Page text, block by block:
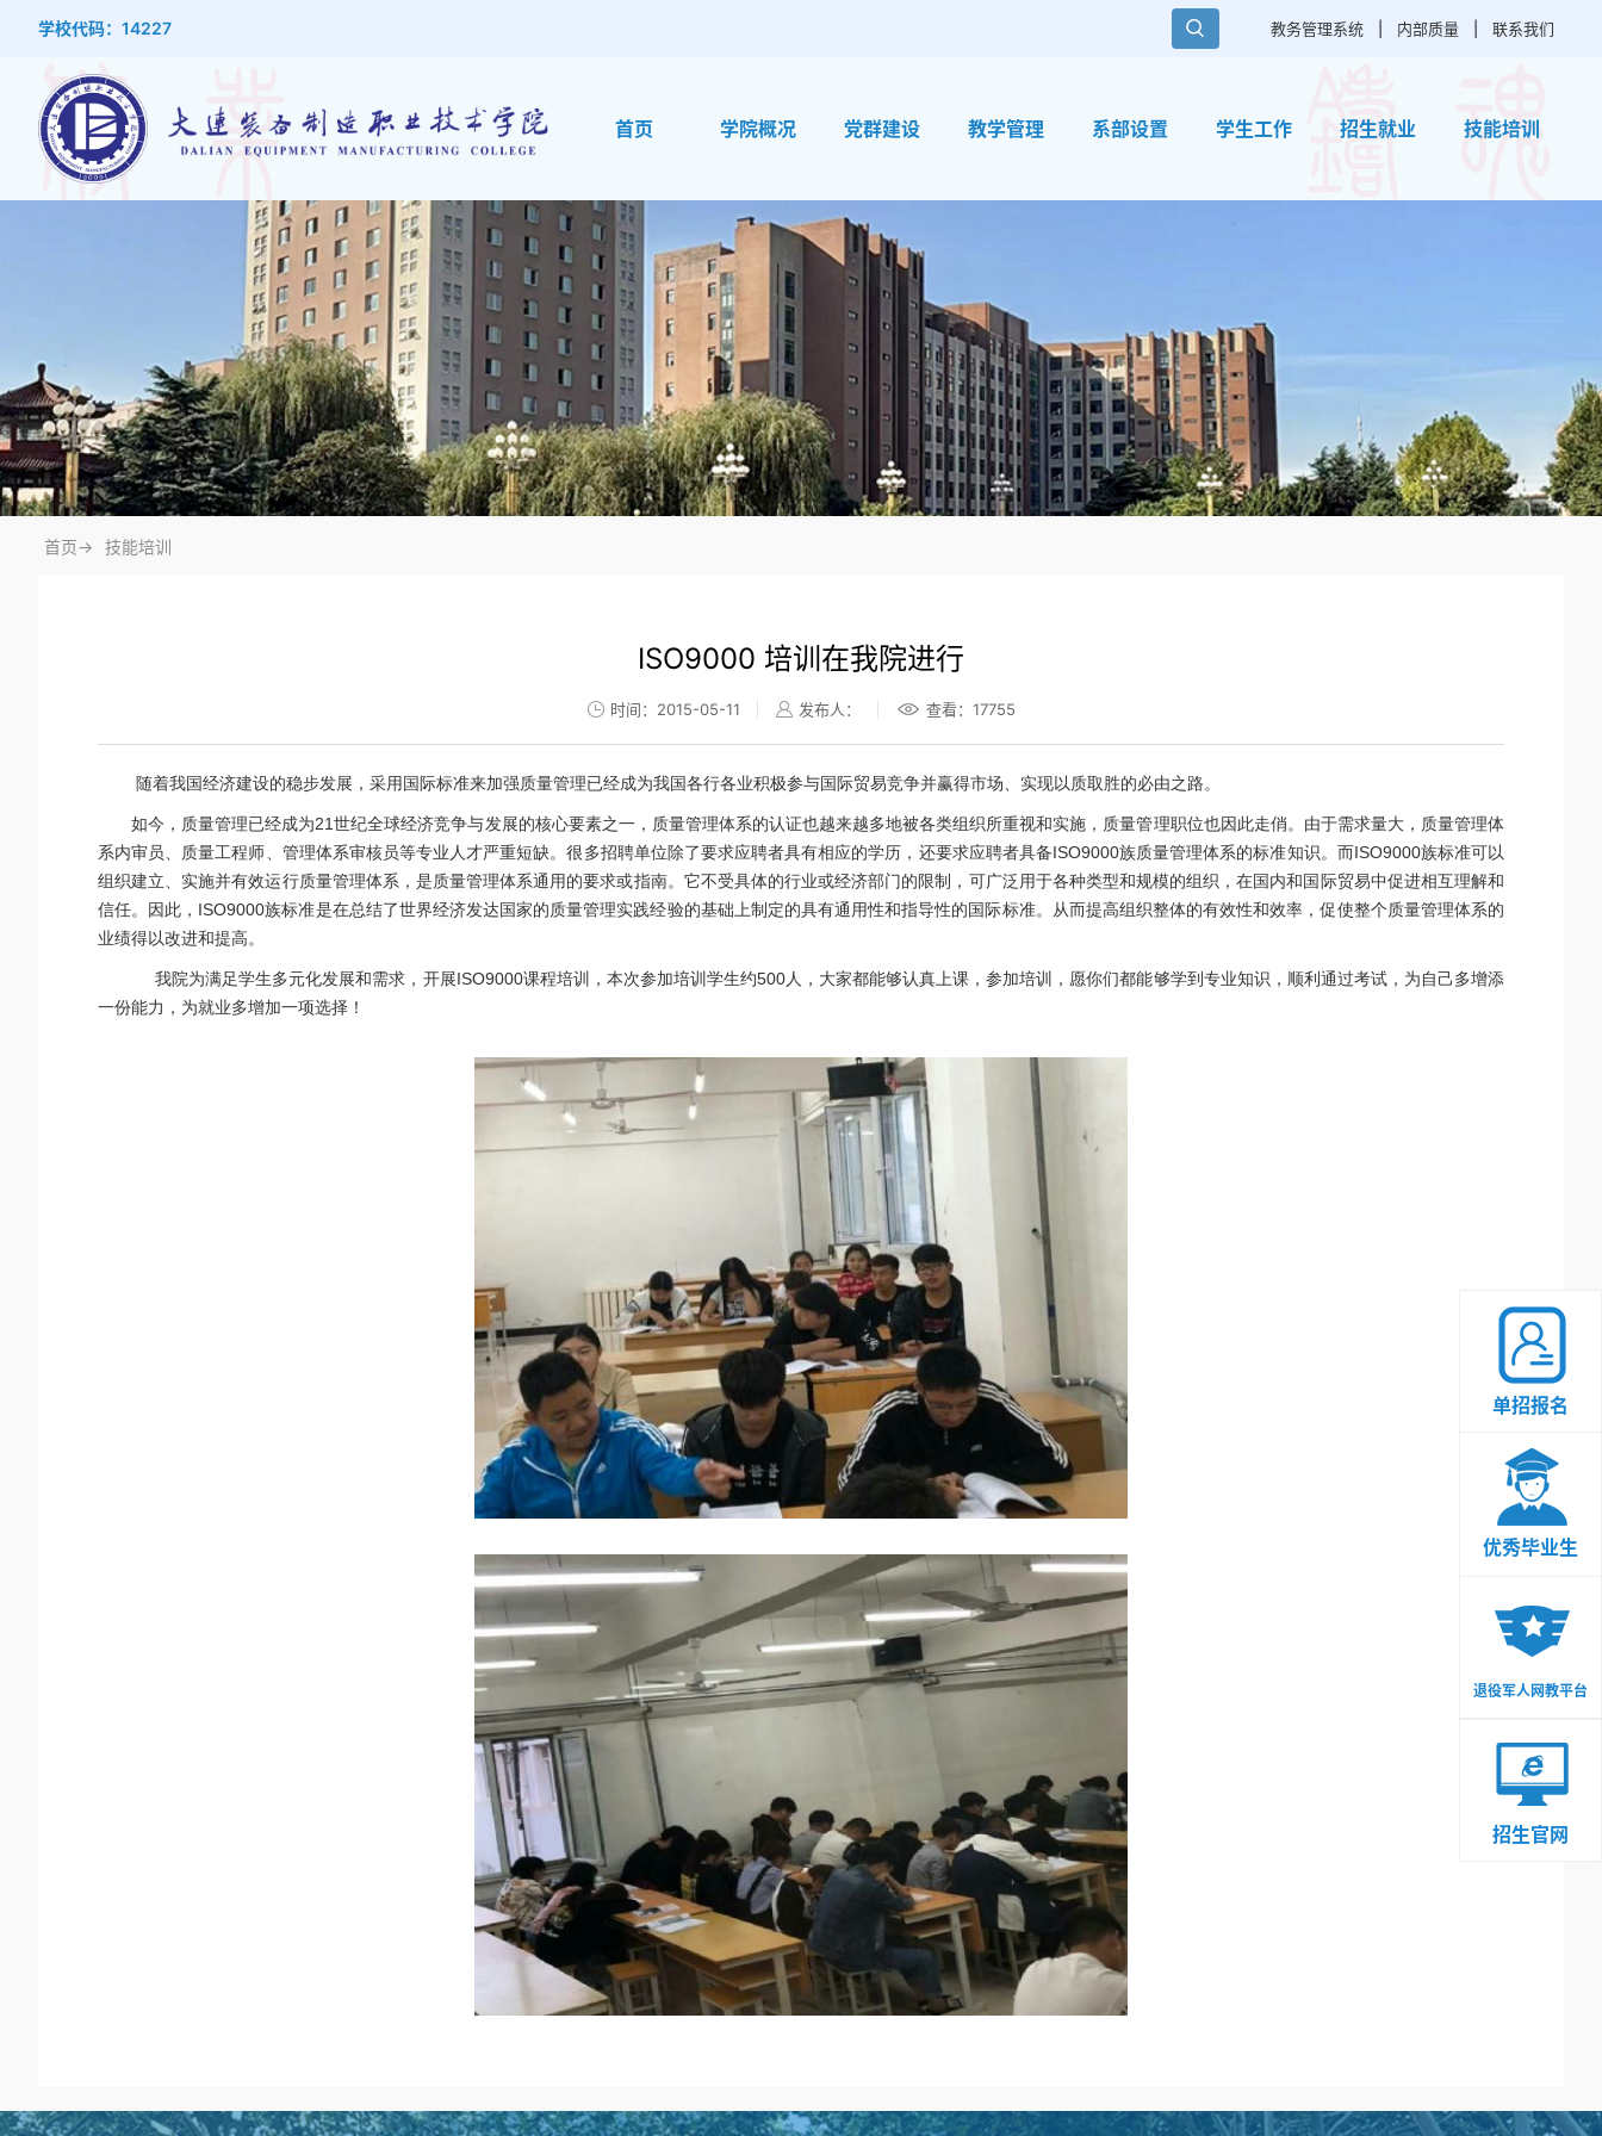
学校代码：14227 教务管理系统 内部质量 联系我们
首页 学院概况 党群建设 教学管理 系部设置 学生工作 招生就业 技能培训
首页-> 技能培训
ISO9000 培训在我院进行
时间：2015-05-11 发布人： 查看： 17755
随着我国经济建设的稳步发展，采用国际标准来加强质量管理已经成为我国各行各业积极参与国际贸易竞争并赢得市场、实现以质取胜的必由之路。
如今，质量管理已经成为21世纪全球经济竞争与发展的核心要素之一，质量管理体系的认证也越来越多地被各类组织所重视和实施，质量管理职位也因此走俏。由于需求量大，质量管理体
系内审员、质量工程师、管理体系审核员等专业人才严重短缺。很多招聘单位除了要求应聘者具有相应的学历，还要求应聘者具备ISO9000族质量管理体系的标准知识。而ISO9000族标准可以
组织建立、实施并有效运行质量管理体系，是质量管理体系通用的要求或指南。它不受具体的行业或经济部门的限制，可广泛用于各种类型和规模的组织，在国内和国际贸易中促进相互理解和
信任。因此，ISO9000族标准是在总结了世界经济发达国家的质量管理实践经验的基础上制定的具有通用性和指导性的国际标准。从而提高组织整体的有效性和效率，促使整个质量管理体系的
业绩得以改进和提高。
我院为满足学生多元化发展和需求，开展ISO9000课程培训，本次参加培训学生约500人，大家都能够认真上课，参加培训，愿你们都能够学到专业知识，顺利通过考试，为自己多增添
一份能力，为就业多增加一项选择！
单招报名
优秀毕业生
退役军人网教平台
招生官网